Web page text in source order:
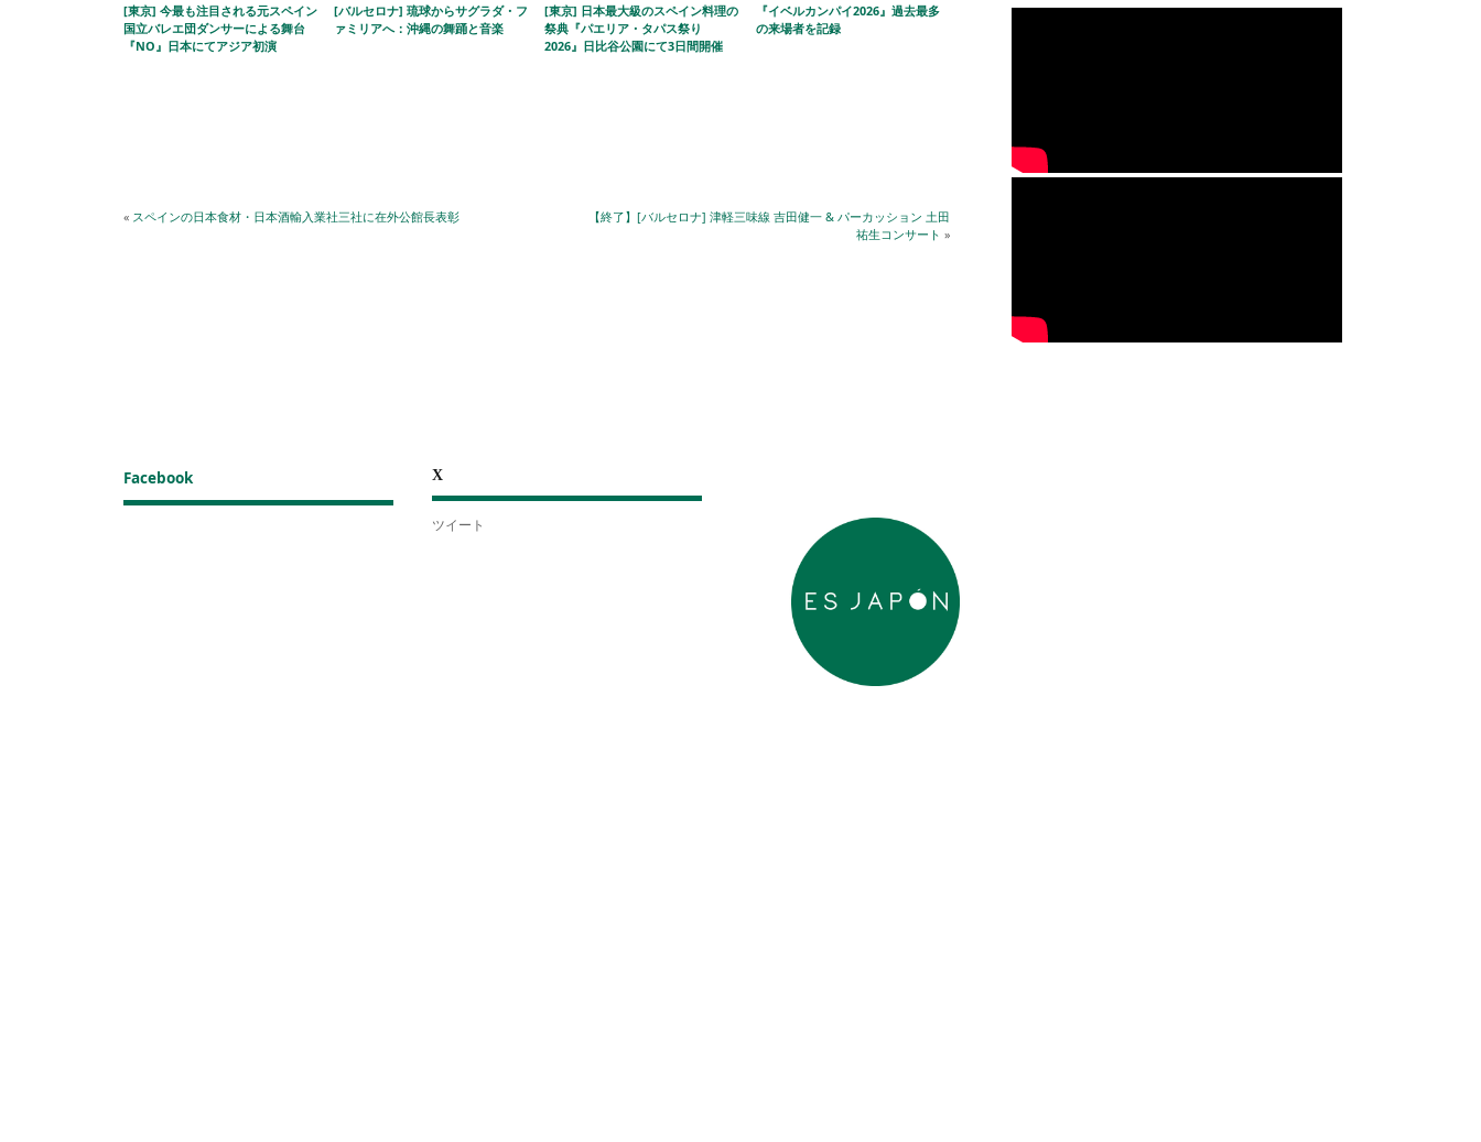
[東京] 今最も注目される元スペイン
国立バレエ団ダンサーによる舞台
『NO』日本にてアジア初演
[バルセロナ] 琉球からサグラダ・フ
ァミリアへ：沖縄の舞踊と音楽
[東京] 日本最大級のスペイン料理の
祭典『パエリア・タパス祭り
2026』日比谷公園にて3日間開催
『イベルカンパイ2026』過去最多
の来場者を記録
« スペインの日本食材・日本酒輸入業社三社に在外公館長表彰
【終了】[バルセロナ] 津軽三味線 吉田健一 & パーカッション 土田
祐生コンサート »
Facebook X
ツイート